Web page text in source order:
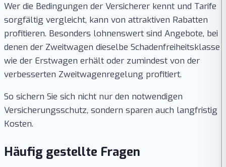
Wer die Bedingungen der Versicherer kennt und Tarife
sorgfältig vergleicht, kann von attraktiven Rabatten
profitieren. Besonders lohnenswert sind Angebote, bei
denen der Zweitwagen dieselbe Schadenfreiheitsklasse
wie der Erstwagen erhält oder zumindest von der
verbesserten Zweitwagenregelung profitiert.
So sichern Sie sich nicht nur den notwendigen
Versicherungsschutz, sondern sparen auch langfristig
Kosten.
Häufig gestellte Fragen